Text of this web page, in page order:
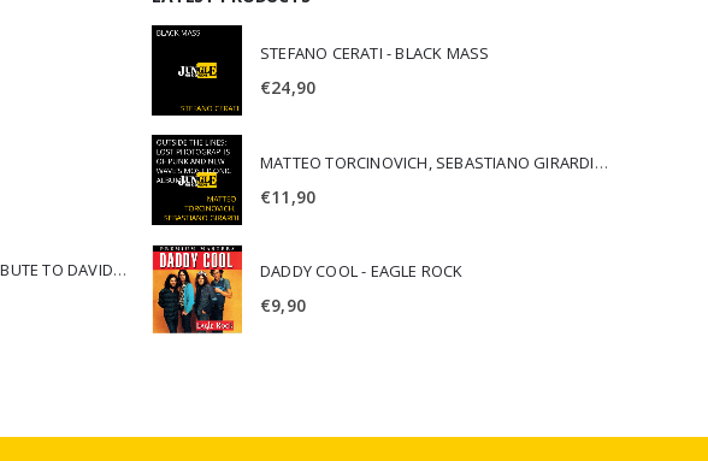
AAVV LONG TIME GONE - A TRIBUTE TO DAVID CROSBY
STEFANO CERATI - BLACK MASS
€24,90
MATTEO TORCINOVICH, SEBASTIANO GIRARDI - OUTSIDE THE LINES: LOST PHOTOGRAPHS OF PUNK AND NEW WAVE'S MOST ICONIC ALBUMS
€11,90
DADDY COOL - EAGLE ROCK
€9,90